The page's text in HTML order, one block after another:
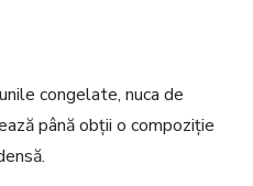
congelate, nuca de
până obții o compoziție